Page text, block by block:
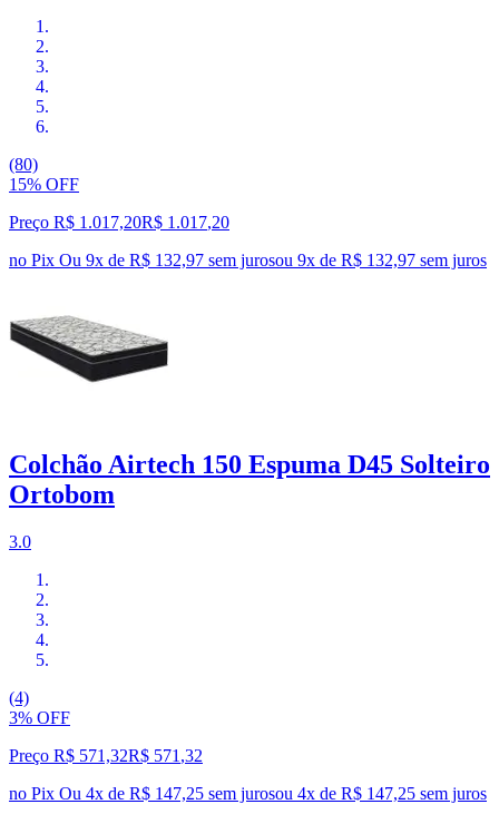
(80)
15% OFF
Preço R$ 1.017,20R$ 1.017,20
no Pix Ou 9x de R$ 132,97 sem jurosou 9x de R$ 132,97 sem juros
Colchão Airtech 150 Espuma D45 Solteiro
Ortobom
3.0
(4)
3% OFF
Preço R$ 571,32R$ 571 ,32
no Pix Ou 4x de R$ 147,25 sem jurosou 4x de R$ 147,25 sem juros